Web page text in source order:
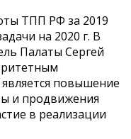
ТПП РФ за 2019
на 2020 г. В
Палаты Сергей
повышение
и продвижения
в реализации